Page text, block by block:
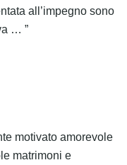
all’impegno sono
… ”
motivato amorevole
matrimoni e